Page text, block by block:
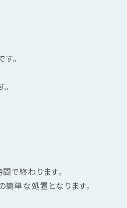
。
で終わります。
単な処置となります。